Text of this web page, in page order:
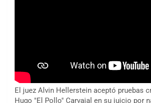
El juez Alvin Hellerstein aceptó pruebas
Hugo "El Pollo" Carvajal en su juicio por